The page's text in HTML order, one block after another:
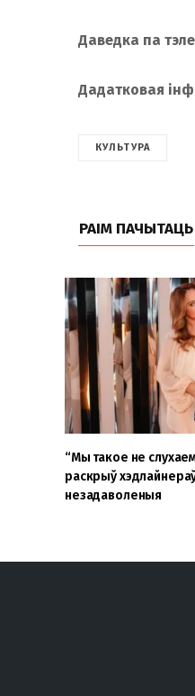
Даведка па
Дадатковая
КУЛЬТУРА
РАІМ ПАЧЫТАЦЬ
“Мы такое не
раскрыў
незадаволеныя